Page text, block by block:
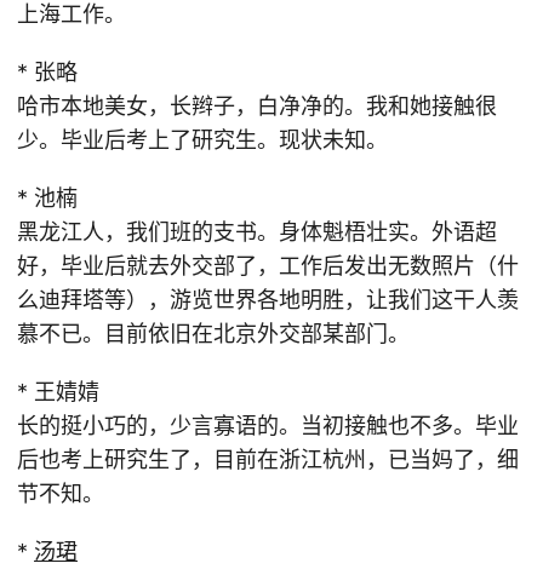
上海工作。
* 张略
哈市本地美女，长辫子，白净净的。我和她接触很
少。毕业后考上了研究生。现状未知。
* 池楠
黑龙江人，我们班的支书。身体魁梧壮实。外语超
好，毕业后就去外交部了，工作后发出无数照片（什
么迪拜塔等），游览世界各地明胜，让我们这干人羡
慕不已。目前依旧在北京外交部某部门。
* 王婧婧
长的挺小巧的，少言寡语的。当初接触也不多。毕业
后也考上研究生了，目前在浙江杭州，已当妈了，细
节不知。
* 汤珺